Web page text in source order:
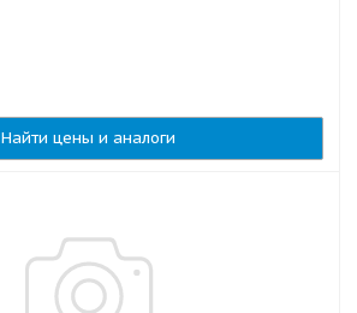
Найти цены и аналоги